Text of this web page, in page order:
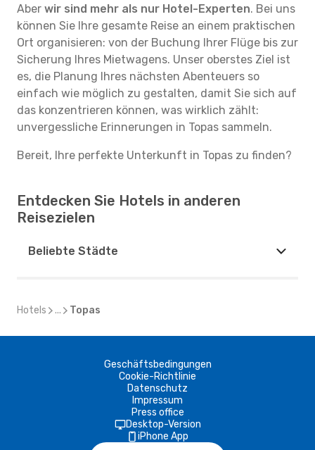
Aber wir sind mehr als nur Hotel-Experten. Bei uns
können Sie Ihre gesamte Reise an einem praktischen
Ort organisieren: von der Buchung Ihrer Flüge bis zur
Sicherung Ihres Mietwagens. Unser oberstes Ziel ist
es, die Planung Ihres nächsten Abenteuers so
einfach wie möglich zu gestalten, damit Sie sich auf
das konzentrieren können, was wirklich zählt:
unvergessliche Erinnerungen in Topas sammeln.
Bereit, Ihre perfekte Unterkunft in Topas zu finden?
Entdecken Sie Hotels in anderen
Reisezielen
Beliebte Städte
Hotels ... Topas
Geschäftsbedingungen
Cookie-Richtlinie
Datenschutz
Impressum
Press office
Desktop-Version
iPhone App